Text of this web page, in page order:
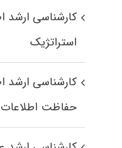
کارشناسی ارشد
استراتژیک
کارشناسی ارشد
حفاظت اطلاعات